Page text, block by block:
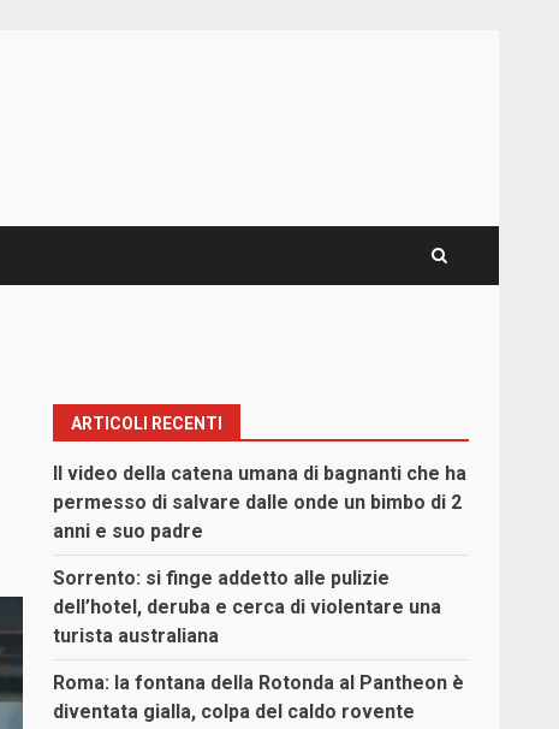
ARTICOLI RECENTI
Il video della catena umana di bagnanti che ha
permesso di salvare dalle onde un bimbo di 2
anni e suo padre
Sorrento: si finge addetto alle pulizie
dell’hotel, deruba e cerca di violentare una
turista australiana
Roma: la fontana della Rotonda al Pantheon è
diventata gialla, colpa del caldo rovente